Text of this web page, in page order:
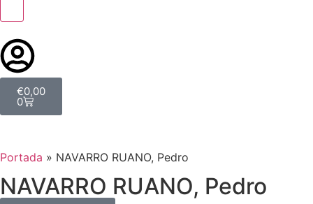
€0,00
0
Portada » NAVARRO RUANO, Pedro
NAVARRO RUANO, Pedro